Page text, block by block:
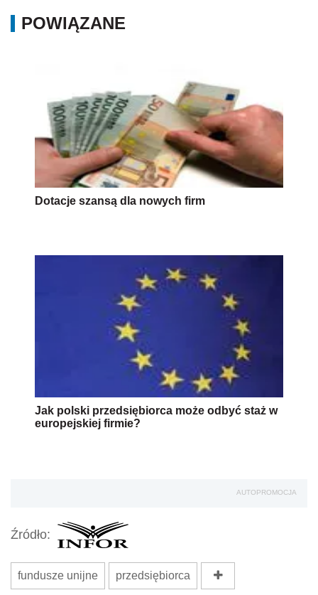
POWIĄZANE
Dotacje szansą dla nowych firm
Jak polski przedsiębiorca może odbyć staż w
europejskiej firmie?
AUTOPROMOCJA
Źródło:
fundusze unijne przedsiębiorca